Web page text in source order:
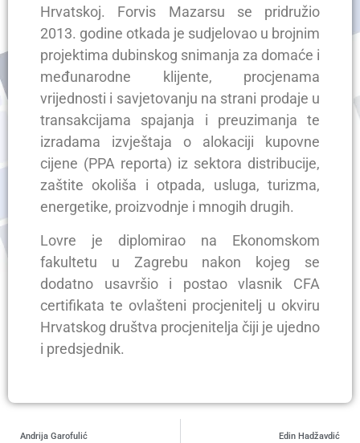
Hrvatskoj. Forvis Mazarsu se pridružio
2013. godine otkada je sudjelovao u brojnim
projektima dubinskog snimanja za domaće i
međunarodne klijente, procjenama
vrijednosti i savjetovanju na strani prodaje u
transakcijama spajanja i preuzimanja te
izradama izvještaja o alokaciji kupovne
cijene (PPA reporta) iz sektora distribucije,
zaštite okoliša i otpada, usluga, turizma,
energetike, proizvodnje i mnogih drugih.
Lovre je diplomirao na Ekonomskom
fakultetu u Zagrebu nakon kojeg se
dodatno usavršio i postao vlasnik CFA
certifikata te ovlašteni procjenitelj u okviru
Hrvatskog društva procjenitelja čiji je ujedno
i predsjednik.
Andrija Garofulić Edin Hadžavdić